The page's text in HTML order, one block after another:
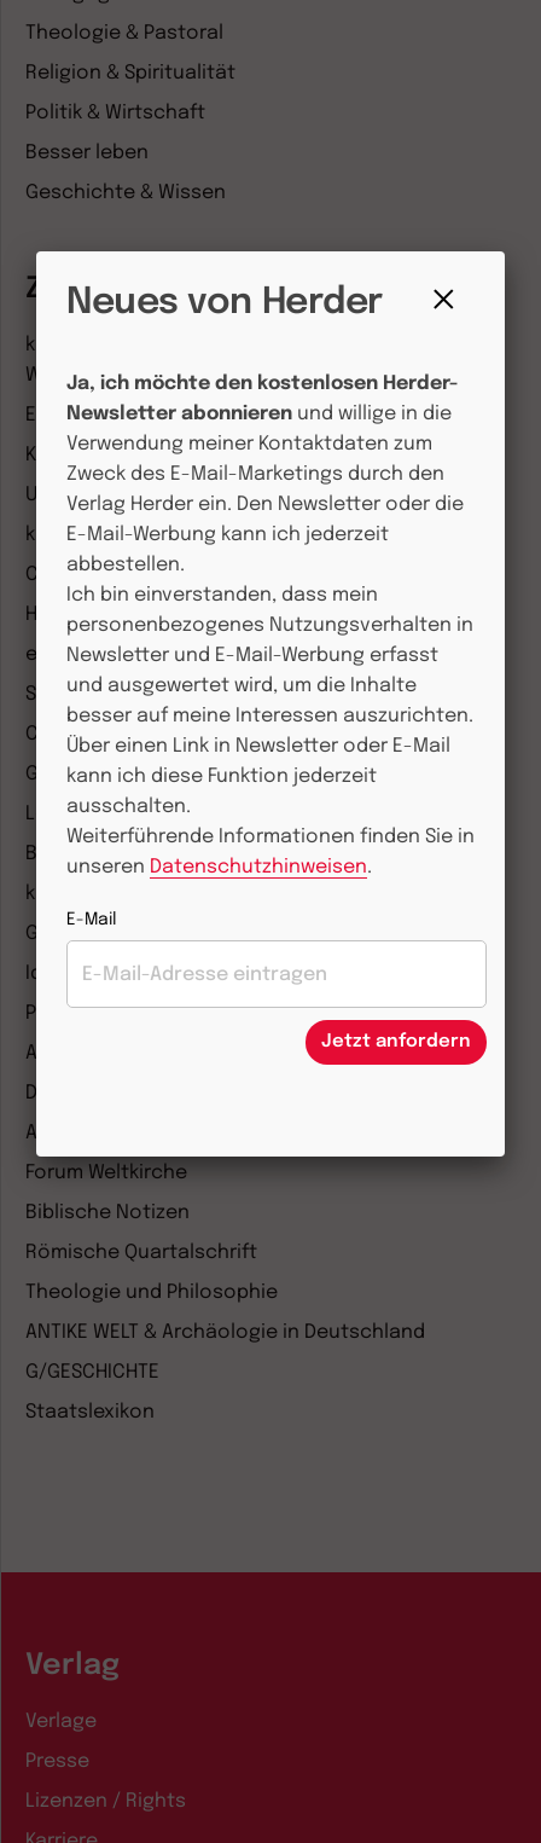
Theologie & Pastoral
Religion & Spiritualität
Politik & Wirtschaft
Besser leben
Geschichte & Wissen
Zeitschriften
kindergarten heute Fachmagazin, Leitungsheft &
Wenn Eltern Rat suchen
Entdeckungskiste
Kleinstkinder in Kita und Tagespflege
Unser Ganztag
kizz Elternwelt
CHRIST IN DER GEGENWART
Herder Korrespondenz
einfach leben
Stimmen der Zeit
COMMUNIO
Gemeinsam Glauben
Lebensspuren
Bibel lesen
kunst und kirche
Gottesdienst
Ideenwerkstatt Gottesdienste
Pastoralblätter
Anzeiger für die Seelsorge
Diakonia
Amosinternational
Forum Weltkirche
Biblische Notizen
Römische Quartalschrift
Theologie und Philosophie
ANTIKE WELT & Archäologie in Deutschland
G/GESCHICHTE
Staatslexikon
Verlag
Verlage
Presse
Lizenzen / Rights
Neues von Herder
Ja, ich möchte den kostenlosen Herder-
Newsletter abonnieren und willige in die
Verwendung meiner Kontaktdaten zum
Zweck des E-Mail-Marketings durch den
Verlag Herder ein. Den Newsletter oder die
E-Mail-Werbung kann ich jederzeit
abbestellen.
Ich bin einverstanden, dass mein
personenbezogenes Nutzungsverhalten in
Newsletter und E-Mail-Werbung erfasst
und ausgewertet wird, um die Inhalte
besser auf meine Interessen auszurichten.
Über einen Link in Newsletter oder E-Mail
kann ich diese Funktion jederzeit
ausschalten.
Weiterführende Informationen finden Sie in
unseren Datenschutzhinweisen.
E-Mail
Jetzt anfordern